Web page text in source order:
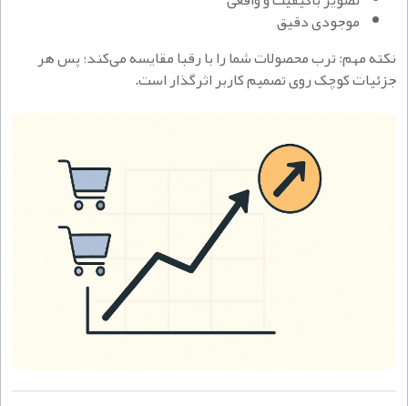
موجودی دقیق
نکته مهم: ترب محصولات شما را با رقبا مقایسه می‌کند؛ پس هر
جزئیات کوچک روی تصمیم کاربر اثرگذار است.